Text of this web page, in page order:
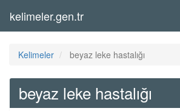
kelimeler.gen.tr
Kelimeler beyaz leke hastalığı
beyaz leke hastalığı